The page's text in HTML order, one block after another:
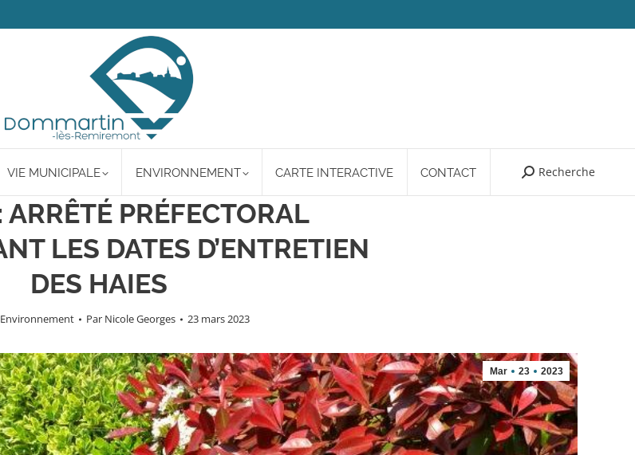
VIE MUNICIPALE ENVIRONNEMENT CARTE INTERACTIVE CONTACT Search:
Recherche
ARRÊTÉ PRÉFECTORAL
LES DATES D’ENTRETIEN
DES HAIES
Environnement Par Nicole Georges 23 mars 2023
Mar 23 2023